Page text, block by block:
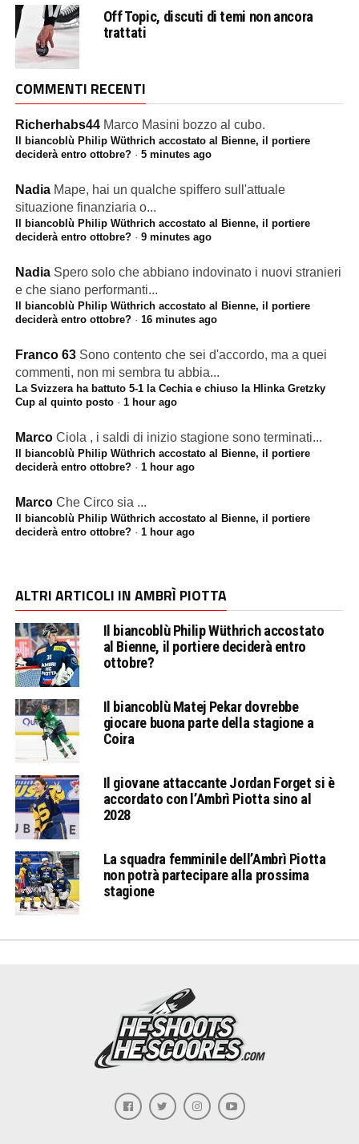
Off Topic, discuti di temi non ancora
trattati
COMMENTI RECENTI
Richerhabs44 Marco Masini bozzo al cubo.
Il biancoblù Philip Wüthrich accostato al Bienne, il portiere
deciderà entro ottobre?· 5 minutes ago
Nadia Mape, hai un qualche spiffero sull'attuale
situazione finanziaria o...
Il biancoblù Philip Wüthrich accostato al Bienne, il portiere
deciderà entro ottobre?· 9 minutes ago
Nadia Spero solo che abbiano indovinato i nuovi stranieri
e che siano performanti...
Il biancoblù Philip Wüthrich accostato al Bienne, il portiere
deciderà entro ottobre?· 16 minutes ago
Franco 63 Sono contento che sei d'accordo, ma a quei
commenti, non mi sembra tu abbia...
La Svizzera ha battuto 5-1 la Cechia e chiuso la Hlinka Gretzky
Cup al quinto posto· 1 hour ago
Marco Ciola , i saldi di inizio stagione sono terminati...
Il biancoblù Philip Wüthrich accostato al Bienne, il portiere
deciderà entro ottobre?· 1 hour ago
Marco Che Circo sia ...
Il biancoblù Philip Wüthrich accostato al Bienne, il portiere
deciderà entro ottobre?· 1 hour ago
ALTRI ARTICOLI IN AMBRÌ PIOTTA
Il biancoblù Philip Wüthrich accostato
al Bienne, il portiere deciderà entro
ottobre?
Il biancoblù Matej Pekar dovrebbe
giocare buona parte della stagione a
Coira
Il giovane attaccante Jordan Forget si è
accordato con l’Ambrì Piotta sino al
2028
La squadra femminile dell’Ambrì Piotta
non potrà partecipare alla prossima
stagione